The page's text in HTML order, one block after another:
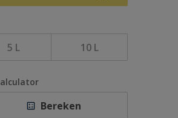
5 L 10 L
Bereken